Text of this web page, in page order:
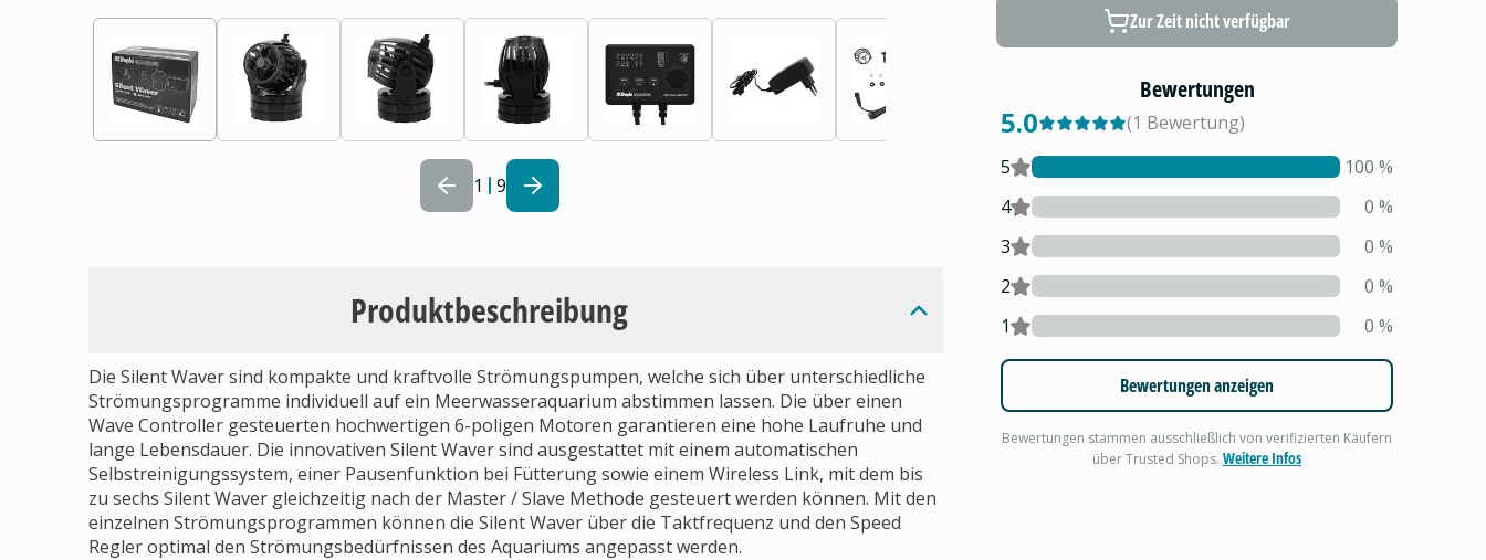
1 9
Produktbeschreibung
Die Silent Waver sind kompakte und kraftvolle Strömungspumpen, welche sich über unterschiedliche
Strömungsprogramme individuell auf ein Meerwasseraquarium abstimmen lassen. Die über einen
Wave Controller gesteuerten hochwertigen 6-poligen Motoren garantieren eine hohe Laufruhe und
lange Lebensdauer. Die innovativen Silent Waver sind ausgestattet mit einem automatischen
Selbstreinigungssystem, einer Pausenfunktion bei Fütterung sowie einem Wireless Link, mit dem bis
zu sechs Silent Waver gleichzeitig nach der Master / Slave Methode gesteuert werden können. Mit den
einzelnen Strömungsprogrammen können die Silent Waver über die Taktfrequenz und den Speed
Regler optimal den Strömungsbedürfnissen des Aquariums angepasst werden.
Zur Zeit nicht verfügbar
Bewertungen
5.0 (1 Bewertung)
5
100 %
4
0 %
3
0 %
2
0 %
1
0 %
Bewertungen anzeigen
Bewertungen stammen ausschließlich von verifizierten Käufern
über Trusted Shops.Weitere Infos